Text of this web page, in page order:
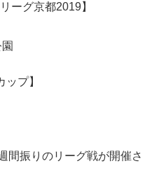
ーグ京都2019】
プ】
間振りのリーグ戦が開催さ